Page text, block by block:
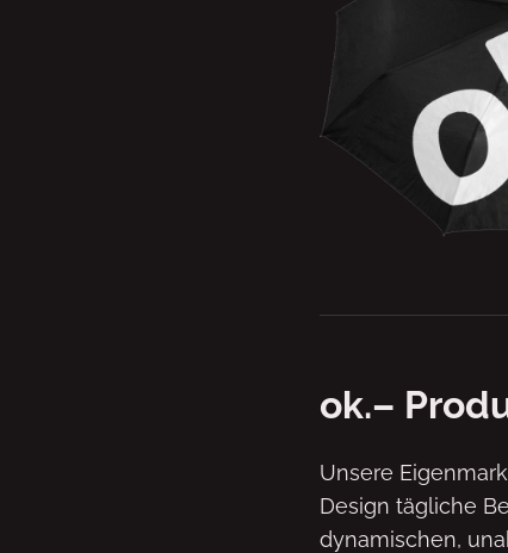
ok.–
Unsere
Design tägliche
dynamischen,